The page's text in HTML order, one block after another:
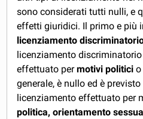
sono considerati tutti nulli, e
effetti giuridici. Il primo e più
licenziamento
licenziamento
effettuato permotivi politici
generale, è nullo ed è
licenziamento effettuato per
politica, orientamento